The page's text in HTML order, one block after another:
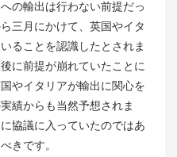
の輸出は行わない前提だっ
三月にかけて、英国やイタ
ることを認識したとされま
に前提が崩れていたことに
やイタリアが輸出に関心を
績からも当然予想されま
協議に入っていたのではあ
きです。